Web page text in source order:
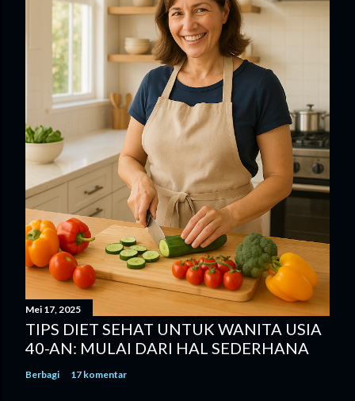
Mei 17, 2025
TIPS DIET SEHAT UNTUK WANITA USIA
40-AN: MULAI DARI HAL SEDERHANA
Berbagi 17 komentar